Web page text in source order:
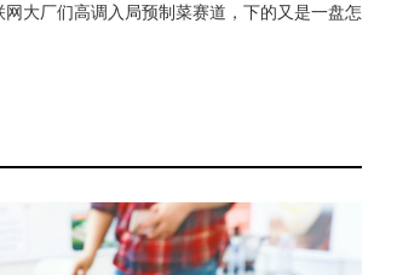
大厂们高调入局预制菜赛道，下的又是一盘怎